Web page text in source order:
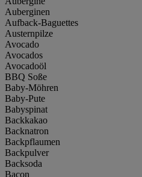
Auberginen
Aufback-Baguettes
Austernpilze
Avocado
Avocados
Avocadoöl
BBQ Soße
Baby-Möhren
Baby-Pute
Babyspinat
Backkakao
Backnatron
Backpflaumen
Backpulver
Backsoda
Bacon